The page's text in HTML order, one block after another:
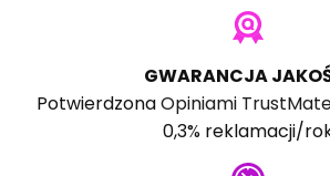
GWARANCJA
PotwierdzonaOpiniami
0,3% reklamacji/